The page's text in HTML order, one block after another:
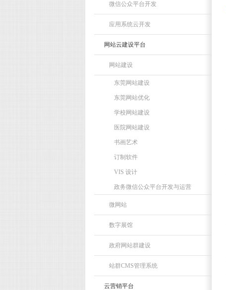
微信公众平台开发
应用系统云开发
网站云建设平台
网站建设
东莞网站建设
东莞网站优化
学校网站建设
医院网站建设
书画艺术
订制软件
VIS 设计
政务微信公众平台开发与运营
微网站
数字展馆
政府网站群建设
站群CMS管理系统
云营销平台